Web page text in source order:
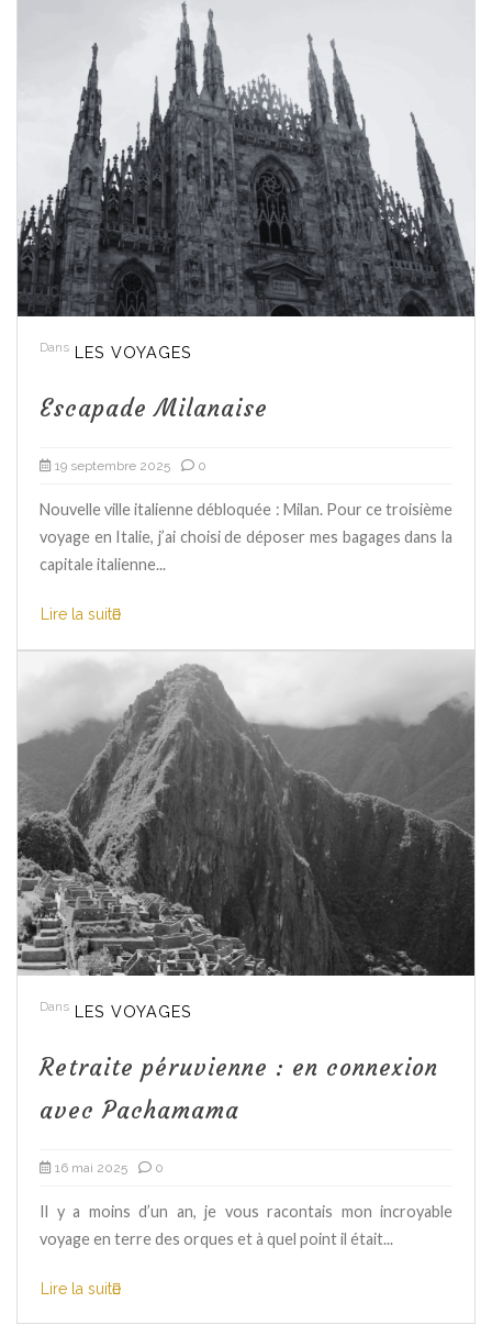
Dans LES VOYAGES
Escapade Milanaise
19 septembre 2025 0
Nouvelle ville italienne débloquée : Milan. Pour ce troisième
voyage en Italie, j’ai choisi de déposer mes bagages dans la
capitale italienne...
Lire la suite
Dans LES VOYAGES
Retraite péruvienne : en connexion
avec Pachamama
16 mai 2025 0
Il y a moins d’un an, je vous racontais mon incroyable
voyage en terre des orques et à quel point il était...
Lire la suite